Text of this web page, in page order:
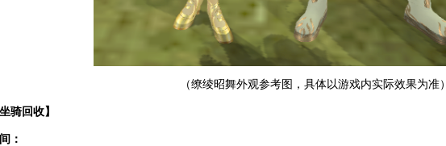
（缭绫昭舞外观参考图，具体以游戏内实际效果为准）
坐骑回收】
：